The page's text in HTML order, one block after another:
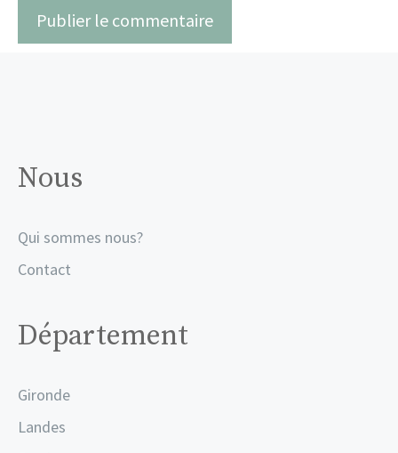
Nous
Qui sommes nous?
Contact
Département
Gironde
Landes